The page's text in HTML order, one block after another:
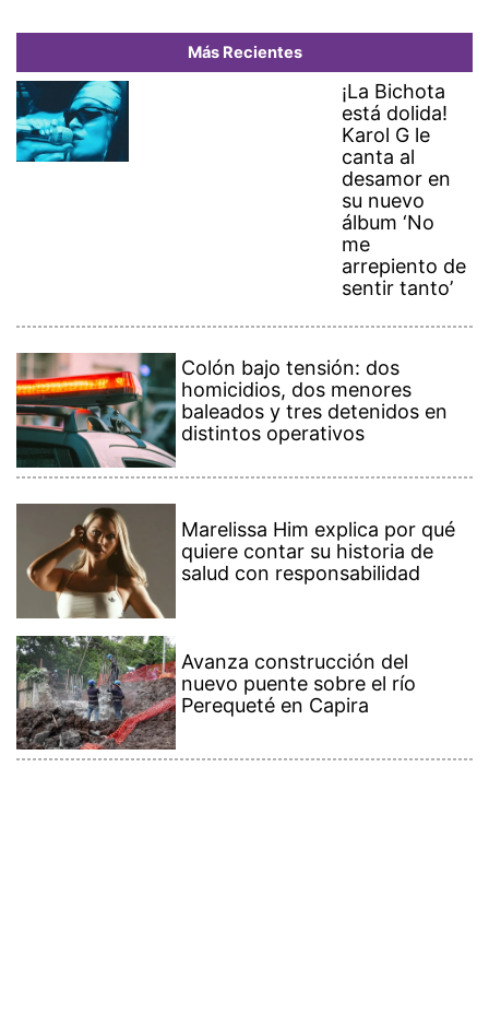
Más Recientes
¡La Bichota
está dolida!
Karol G le
canta al
desamor en
su nuevo
álbum ‘No
me
arrepiento de
sentir tanto’
Colón bajo tensión: dos
homicidios, dos menores
baleados y tres detenidos en
distintos operativos
Marelissa Him explica por qué
quiere contar su historia de
salud con responsabilidad
Avanza construcción del
nuevo puente sobre el río
Perequeté en Capira